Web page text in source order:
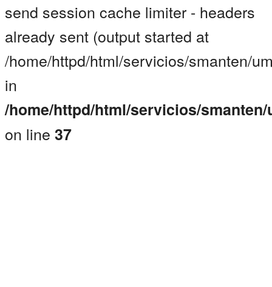
send session cache limiter - headers
already sent (output started at
/home/httpd/html/servicios/smanten/
in
/home/httpd/html/servicios/
on line 37